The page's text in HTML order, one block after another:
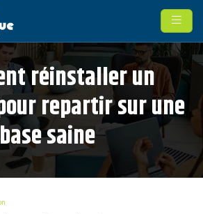
réinstaller un
repartir sur une
base saine